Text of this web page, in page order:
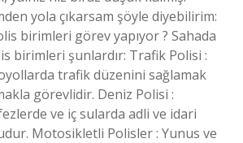
yola çıkarsam şöyle diyebilirim:
birimleri görev yapıyor ? Sahada
birimleri şunlardır: Trafik Polisi :
trafik düzenini sağlamak
görevlidir. Deniz Polisi :
ve iç sularda adli ve idari
Motosikletli Polisler : Yunus ve